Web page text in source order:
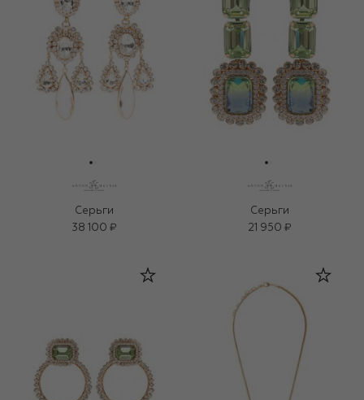
Серьги
38 100 ₽
Серьги
21 950 ₽